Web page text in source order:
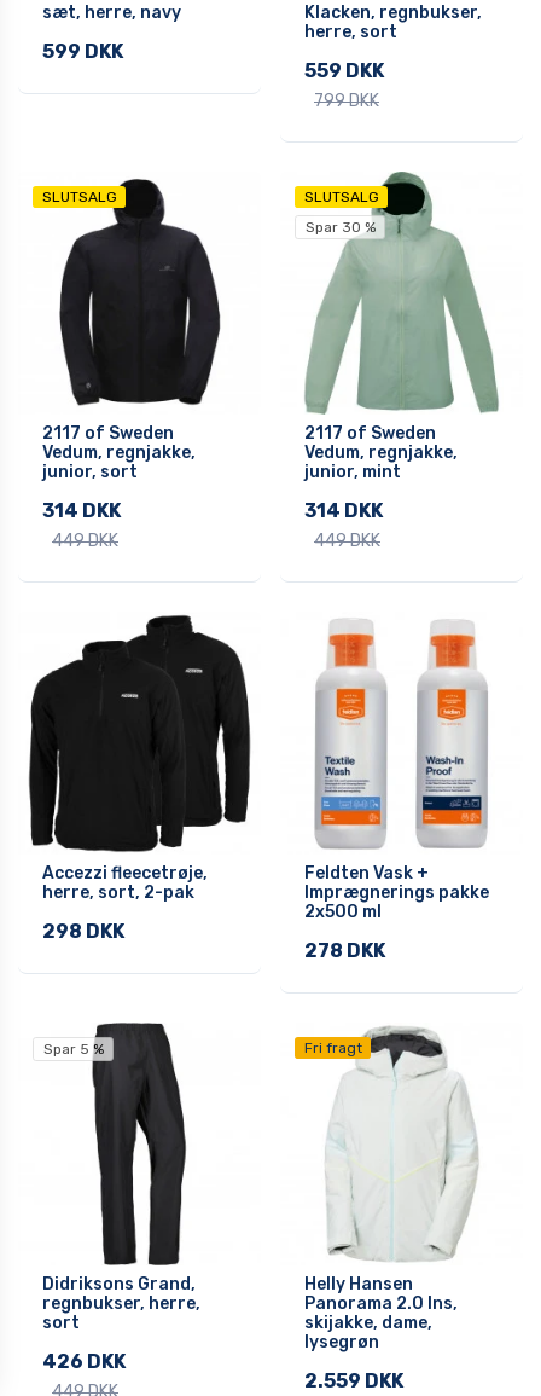
sæt, herre, navy
599 DKK
Klacken, regnbukser,
herre, sort
559 DKK
799 DKK
SLUTSALG
2117 of Sweden
Vedum, regnjakke,
junior, sort
314 DKK
449 DKK
SLUTSALG
Spar 30 %
2117 of Sweden
Vedum, regnjakke,
junior, mint
314 DKK
449 DKK
Accezzi fleecetrøje,
herre, sort, 2-pak
298 DKK
Feldten Vask +
Imprægnerings pakke
2x500 ml
278 DKK
Spar 5 %
Didriksons Grand,
regnbukser, herre,
sort
426 DKK
Fri fragt
Helly Hansen
Panorama 2.0 Ins,
skijakke, dame,
lysegrøn
2.559 DKK